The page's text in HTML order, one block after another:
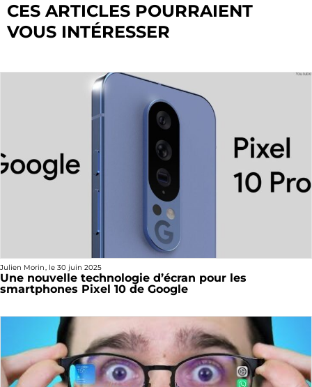
CES ARTICLES POURRAIENT
VOUS INTÉRESSER
Julien Morin, le 30 juin 2025
Une nouvelle technologie d’écran pour les
smartphones Pixel 10 de Google